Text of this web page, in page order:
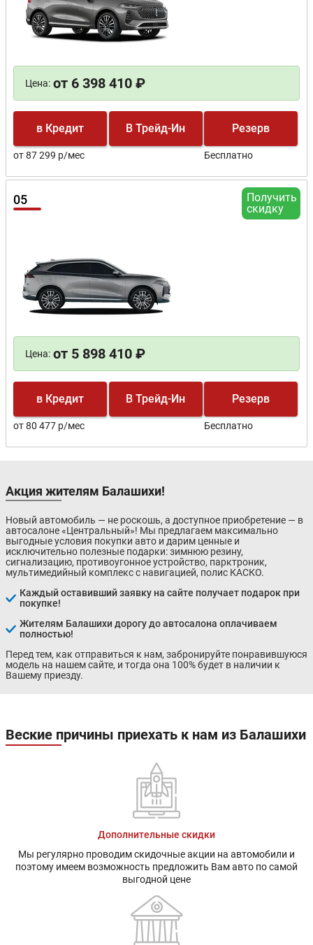
Цена: от 6 398 410 ₽
в Кредит
от 87 299 р/мес
В Трейд-Ин Резерв
Бесплатно
Получить
скидку
05
Цена: от 5 898 410 ₽
в Кредит
от 80 477 р/мес
В Трейд-Ин Резерв
Бесплатно
Акция жителям Балашихи!
Новый автомобиль — не роскошь, а доступное приобретение — в
автосалоне «Центральный»! Мы предлагаем максимально
выгодные условия покупки авто и дарим ценные и
исключительно полезные подарки: зимнюю резину,
сигнализацию, противоугонное устройство, парктроник,
мультимедийный комплекс с навигацией, полис КАСКО.
Каждый оставивший заявку на сайте получает подарок при
покупке!
Жителям Балашихи дорогу до автосалона оплачиваем
полностью!
Перед тем, как отправиться к нам, забронируйте понравившуюся
модель на нашем сайте, и тогда она 100% будет в наличии к
Вашему приезду.
Веские причины приехать к нам из Балашихи
Дополнительные скидки
Мы регулярно проводим скидочные акции на автомобили и
поэтому имеем возможность предложить Вам авто по самой
выгодной цене